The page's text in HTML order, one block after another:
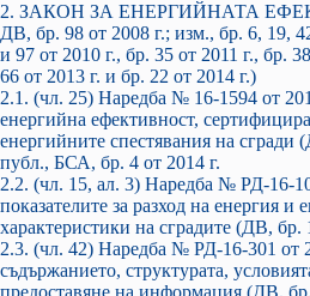
2. ЗАКОН ЗА ЕНЕРГИЙНАТА
ДВ, бр. 98 от 2008 г.; изм., бр. 6, 19,
и 97 от 2010 г., бр. 35 от 2011 г., бр.
66 от 2013 г. и бр. 22 от 2014 г.)
2.1. (чл. 25) Наредба № 16-1594 от
енергийна ефективност,
енергийните спестявания на сгради
публ., БСА, бр. 4 от 2014 г.
2.2. (чл. 15, ал. 3) Наредба № РД-16-
показателите за разход на енергия и
характеристики на сградите (ДВ, бр.
2.3. (чл. 42) Наредба № РД-16-301 от
съдържанието, структурата,
предоставяне на информация (ДВ,